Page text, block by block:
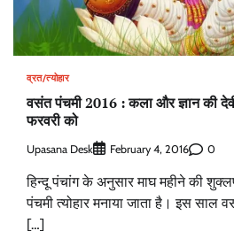
व्रत/त्योहार
वसंत पंचमी 2016 : कला और ज्ञान की
फरवरी को
Upasana Desk February 4, 2016 0
हिन्दू पंचांग के अनुसार माघ महीने की
पंचमी त्योहार मनाया जाता है। इस साल
[…]